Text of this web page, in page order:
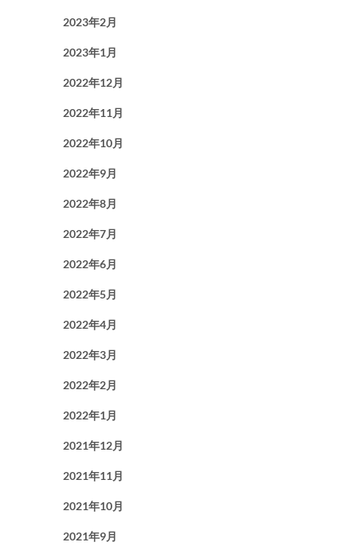
2023年2月
2023年1月
2022年12月
2022年11月
2022年10月
2022年9月
2022年8月
2022年7月
2022年6月
2022年5月
2022年4月
2022年3月
2022年2月
2022年1月
2021年12月
2021年11月
2021年10月
2021年9月